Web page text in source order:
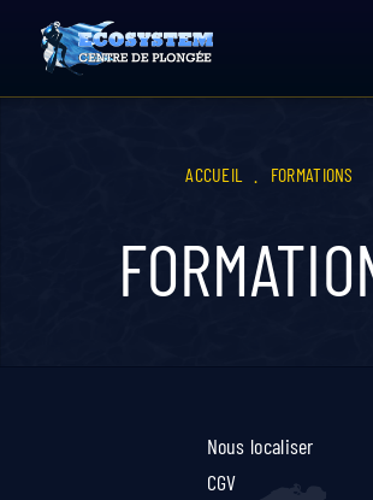
content
ACCUEIL FORMATIONS
Nous localiser
CGV